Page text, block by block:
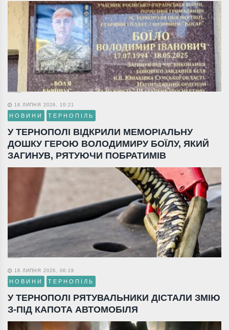
18 ЛИПНЯ 2026, 10:21
НОВИНИ ТЕРНОПІЛЬ
У ТЕРНОПОЛІ ВІДКРИЛИ МЕМОРІАЛЬНУ
ДОШКУ ГЕРОЮ ВОЛОДИМИРУ БОЇЛУ, ЯКИЙ
ЗАГИНУВ, РЯТУЮЧИ ПОБРАТИМІВ
18 ЛИПНЯ 2026, 06:19
НОВИНИ ТЕРНОПІЛЬ
У ТЕРНОПОЛІ РЯТУВАЛЬНИКИ ДІСТАЛИ ЗМІЮ
З-ПІД КАПОТА АВТОМОБІЛЯ